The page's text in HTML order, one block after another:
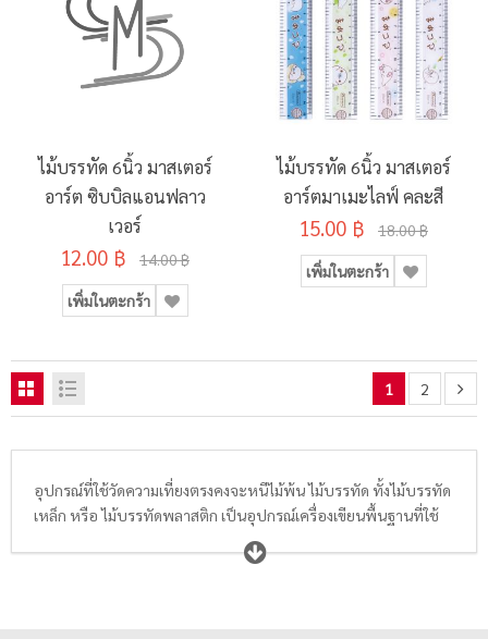
ไม้บรรทัด 6นิ้ว มาสเตอร์
อาร์ต ซิบบิลแอนฟลาว
เวอร์
12.00 ฿ 14.00 ฿
เพิ่มในตะกร้า
ไม้บรรทัด 6นิ้ว มาสเตอร์
อาร์ตมาเมะไลฟ์ คละสี
15.00 ฿ 18.00 ฿
เพิ่มในตะกร้า
1 2
อุปกรณ์ที่ใช้วัดความเที่ยงตรงคงจะหนีไม้พ้น ไม้บรรทัด ทั้งไม้บรรทัด
เหล็ก หรือ ไม้บรรทัดพลาสติก เป็นอุปกรณ์เครื่องเขียนพื้นฐานที่ใช้
งานคู่กับดินสอหรือปากกา ในการขีดเส้นใต้ ขีดเส้นแบบ ขีดเส้นตาราง
วัดระยะ วัดสเกลความกว้าง ความสูง ความยาว และการขีดเส้นต่างๆใน